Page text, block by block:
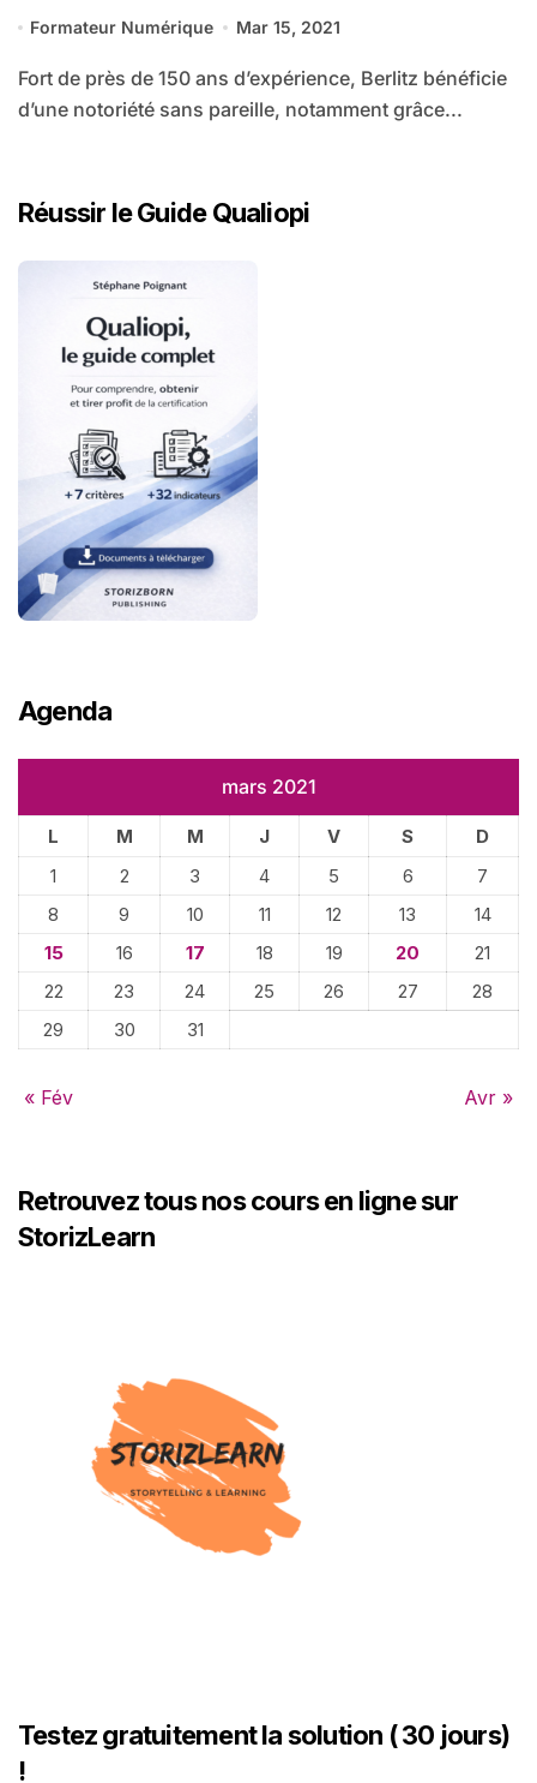
Formateur Numérique Mar 15, 2021
Fort de près de 150 ans d’expérience, Berlitz bénéficie
d’une notoriété sans pareille, notamment grâce...
Réussir le Guide Qualiopi
Agenda
mars 2021
L M M J V S
D
1
2 3 4 5 6
7
8
9 10 11 12 13
14
15
16 17 18 19 20
21
22
23 24 25 26 27
28
29
30 31
« Fév Avr »
Retrouvez tous nos cours en ligne sur
StorizLearn
Testez gratuitement la solution ( 30 jours)
!